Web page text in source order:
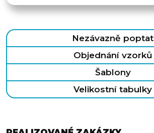
Nezávazně poptat
Objednání vzorků
Šablony
Velikostní tabulky